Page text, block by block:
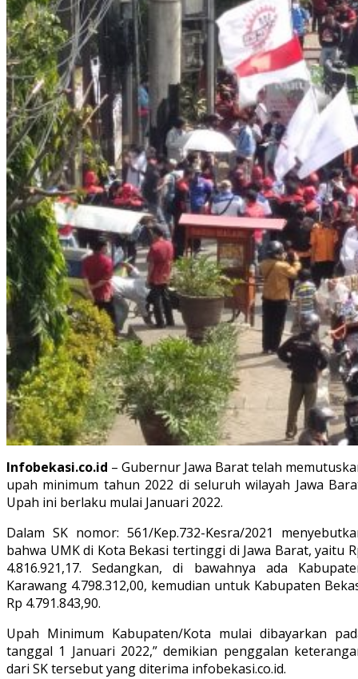
Infobekasi.co.id – Gubernur Jawa Barat telah
upah minimum tahun 2022 di seluruh wilayah Jawa
Upah ini berlaku mulai Januari 2022.
Dalam SK nomor: 561/Kep.732-Kesra/2021
bahwa UMK di Kota Bekasi tertinggi di Jawa Barat, yaitu
4.816.921,17. Sedangkan, di bawahnya ada
Karawang 4.798.312,00, kemudian untuk Kabupaten
Rp 4.791.843,90.
Upah Minimum Kabupaten/Kota mulai dibayarkan
tanggal 1 Januari 2022,” demikian penggalan
dari SK tersebut yang diterima infobekasi.co.id.